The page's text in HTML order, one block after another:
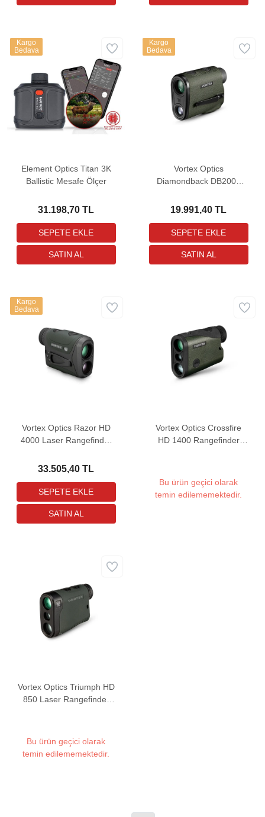
Element Optics Titan 3K
Ballistic Mesafe Ölçer
31.198,70 TL
Kargo
Bedava
Vortex Optics
Diamondback DB2000
19.991,40 TL
Kargo
Bedava
Vortex Optics Razor HD
4000 Laser Rangefinder
33.505,40 TL
Kargo
Bedava
Vortex Optics Crossfire
HD 1400 Rangefinder
Bu ürün geçici olarak
temin edilememektedir.
Vortex Optics Triumph HD
850 Laser Rangefinder
Bu ürün geçici olarak
temin edilememektedir.